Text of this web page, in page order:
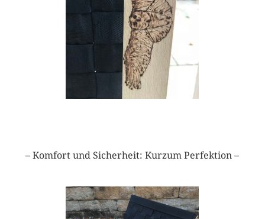
– Komfort und Sicherheit: Kurzum Perfektion –